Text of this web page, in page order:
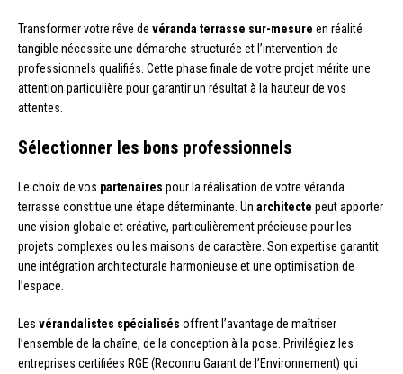
Transformer votre rêve de véranda terrasse sur-mesure en réalité
tangible nécessite une démarche structurée et l’intervention de
professionnels qualifiés. Cette phase finale de votre projet mérite une
attention particulière pour garantir un résultat à la hauteur de vos
attentes.
Sélectionner les bons professionnels
Le choix de vos partenaires pour la réalisation de votre véranda
terrasse constitue une étape déterminante. Un architecte peut apporter
une vision globale et créative, particulièrement précieuse pour les
projets complexes ou les maisons de caractère. Son expertise garantit
une intégration architecturale harmonieuse et une optimisation de
l’espace.
Les vérandalistes spécialisés offrent l’avantage de maîtriser
l’ensemble de la chaîne, de la conception à la pose. Privilégiez les
entreprises certifiées RGE (Reconnu Garant de l’Environnement) qui